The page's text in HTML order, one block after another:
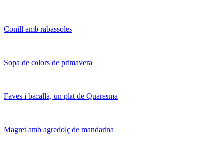
Conill amb rabassoles
Sopa de colors de primavera
Faves i bacallà, un plat de Quaresma
Magret amb agredolç de mandarina